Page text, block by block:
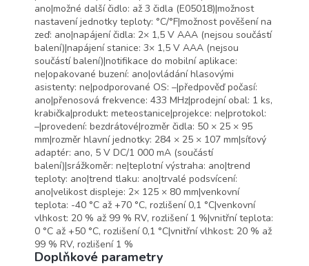
ano|možné další čidlo: až 3 čidla (E05018)|možnost
nastavení jednotky teploty: °C/°F|možnost pověšení na
zeď: ano|napájení čidla: 2× 1,5 V AAA (nejsou součástí
balení)|napájení stanice: 3× 1,5 V AAA (nejsou
součástí balení)|notifikace do mobilní aplikace:
ne|opakované buzení: ano|ovládání hlasovými
asistenty: ne|podporované OS: –|předpověď počasí:
ano|přenosová frekvence: 433 MHz|prodejní obal: 1 ks,
krabička|produkt: meteostanice|projekce: ne|protokol:
–|provedení: bezdrátové|rozměr čidla: 50 × 25 × 95
mm|rozměr hlavní jednotky: 284 × 25 × 107 mm|síťový
adaptér: ano, 5 V DC/1 000 mA (součástí
balení)|srážkoměr: ne|teplotní výstraha: ano|trend
teploty: ano|trend tlaku: ano|trvalé podsvícení:
ano|velikost displeje: 2× 125 × 80 mm|venkovní
teplota: -40 °C až +70 °C, rozlišení 0,1 °C|venkovní
vlhkost: 20 % až 99 % RV, rozlišení 1 %|vnitřní teplota:
0 °C až +50 °C, rozlišení 0,1 °C|vnitřní vlhkost: 20 % až
99 % RV, rozlišení 1 %
Doplňkové parametry